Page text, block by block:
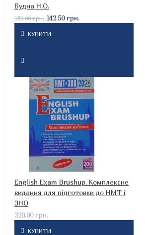
Будна Н.О.
150.00 грн. 142.50 грн.
КУПИТИ
English Exam Brushup. Комплексне
видання для підготовки до НМТ і
ЗНО
320.00 грн.
КУПИТИ